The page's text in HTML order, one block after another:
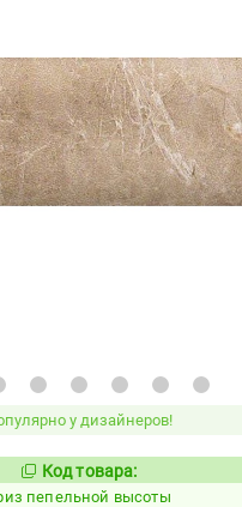
у дизайнеров!
Код товара:
пепельной высоты